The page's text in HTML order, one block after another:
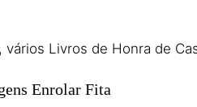
vários Livros de Honra de
Enrolar Fita